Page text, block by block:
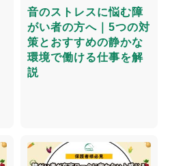
音のストレスに悩む障
がい者の方へ｜5つの対
策とおすすめの静かな
環境で働ける仕事を解
説